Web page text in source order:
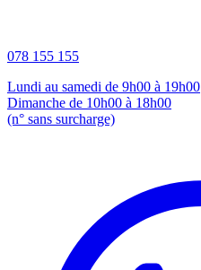
078 155 155
Lundi au samedi de 9h00 à 19h00
Dimanche de 10h00 à 18h00
(n° sans surcharge)